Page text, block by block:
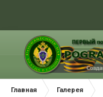
Главная Галерея